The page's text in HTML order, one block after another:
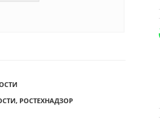
, РОСТЕХНАДЗОР